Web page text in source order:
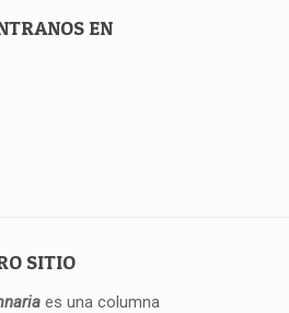
EN
SITIO
es una columna